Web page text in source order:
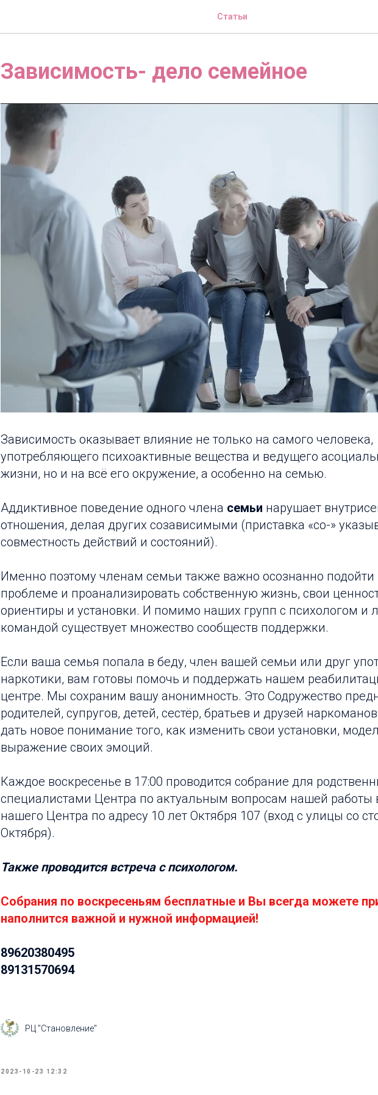
Статьи
Зависимость- дело семейное
Зависимость оказывает влияние не только на самого человека,
употребляющего психоактивные вещества и ведущего
жизни, но и на всё его окружение, а особенно на семью.
Аддиктивное поведение одного члена семьи нарушает
отношения, делая других созависимыми (приставка «со-»
совместность действий и состояний).
Именно поэтому членам семьи также важно осознанно подойти
проблеме и проанализировать собственную жизнь, свои
ориентиры и установки. И помимо наших групп с психологом и
командой существует множество сообществ поддержки.
Если ваша семья попала в беду, член вашей семьи или друг
наркотики, вам готовы помочь и поддержать нашем
центре. Мы сохраним вашу анонимность. Это Содружество
родителей, супругов, детей, сестёр, братьев и друзей
дать новое понимание того, как изменить свои установки,
выражение своих эмоций.
Каждое воскресенье в 17:00 проводится собрание для
специалистами Центра по актуальным вопросам нашей работы
нашего Центра по адресу 10 лет Октября 107 (вход с улицы со
Октября).
Также проводится встреча с психологом.
Собрания по воскресеньям бесплатные и Вы всегда можете
наполнится важной и нужной информацией!
89620380495
89131570694
РЦ "Становление"
2023-10-23 12:32